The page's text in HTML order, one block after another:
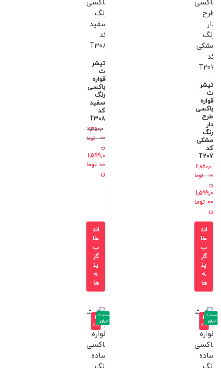
تیشر
ت
قواره
باکسی
طرح
دار
رنگ
مشکی
کد
T207
2,850,0
00
توما
ن
1,599,0
00 توما
ن
انت
خا
ب
گز
ین
ه
ها
تیشر
ت
قواره
باکسی
رنگ
سفید
کد
T308
2,350,0
00
توما
ن
1,599,0
00 توما
ن
انت
خا
ب
گز
ین
ه
ها
-4
0%
ساخت
ایران
-4
0%
ساخت
ایران